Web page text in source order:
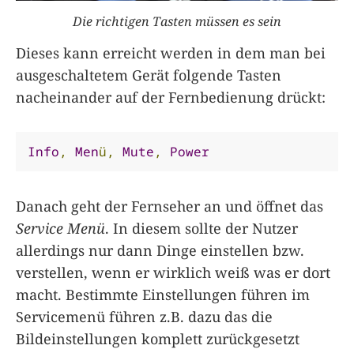
Die richtigen Tasten müssen es sein
Dieses kann erreicht werden in dem man bei
ausgeschaltetem Gerät folgende Tasten
nacheinander auf der Fernbedienung drückt:
Info , Menü, Mute , Power
Danach geht der Fernseher an und öffnet das
Service Menü. In diesem sollte der Nutzer
allerdings nur dann Dinge einstellen bzw.
verstellen, wenn er wirklich weiß was er dort
macht. Bestimmte Einstellungen führen im
Servicemenü führen z.B. dazu das die
Bildeinstellungen komplett zurückgesetzt